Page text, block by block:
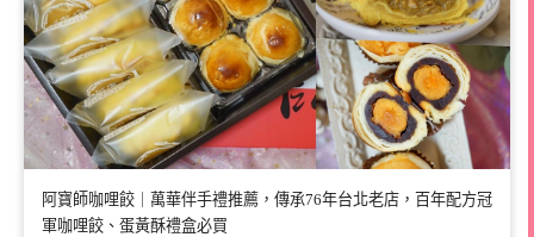
阿寶師咖哩餃｜萬華伴手禮推薦，傳承76年台北老店，百年配方冠
軍咖哩餃、蛋黃酥禮盒必買